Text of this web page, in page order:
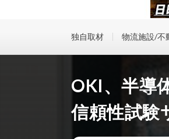
独自取材 物流施設/不
OKI、半導
信頼性試験